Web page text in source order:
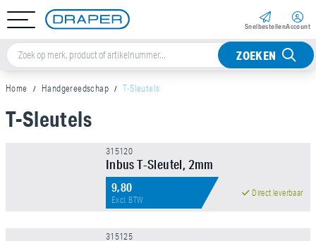
Snel­bestellenAccount
ZOEKEN
Home Handgereedschap T-Sleutels
Sorteer op
T-Sleutels
315120
Inbus T-Sleutel, 2mm
9,80
Excl. BTW
Direct leverbaar
315125